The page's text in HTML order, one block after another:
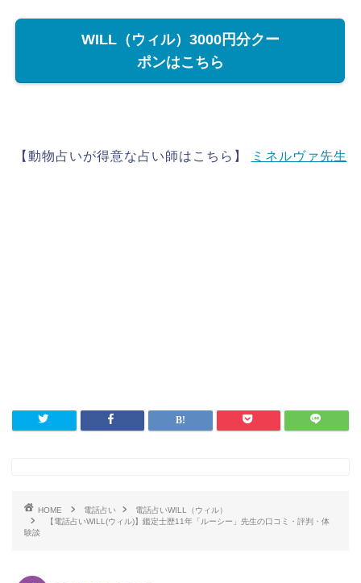
WILL（ウィル）3000円分クー
ポンはこちら
【動物占いが得意な占い師はこちら】 ミネルヴァ先生
HOME 電話占い
電話占いWILL（ウィル）
【電話占いWILL(ウィル)】鑑定士歴11年「ルーシー」先生の口コミ・評判・体
験談